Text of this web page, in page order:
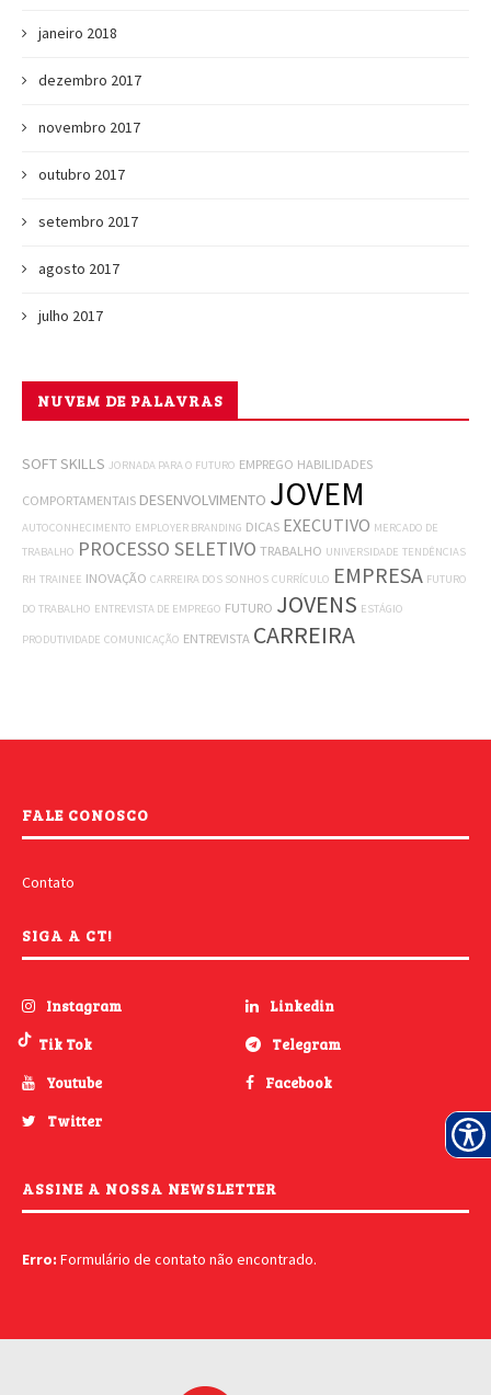
janeiro 2018
dezembro 2017
novembro 2017
outubro 2017
setembro 2017
agosto 2017
julho 2017
NUVEM DE PALAVRAS
SOFT SKILLS JORNADA PARA O FUTURO EMPREGO HABILIDADES
COMPORTAMENTAIS DESENVOLVIMENTO JOVEM
AUTOCONHECIMENTO EMPLOYER BRANDING DICAS EXECUTIVO MERCADO DE
TRABALHO PROCESSO SELETIVO TRABALHO UNIVERSIDADE TENDÊNCIAS
RH TRAINEE INOVAÇÃO CARREIRA DOS SONHOS CURRÍCULO EMPRESA FUTURO
DO TRABALHO ENTREVISTA DE EMPREGO FUTURO JOVENS ESTÁGIO
PRODUTIVIDADE COMUNICAÇÃO ENTREVISTA CARREIRA
FALE CONOSCO
Contato
SIGA A CT!
Instagram
Linkedin
Tik Tok
Telegram
Youtube
Facebook
Twitter
ASSINE A NOSSA NEWSLETTER
Erro: Formulário de contato não encontrado.